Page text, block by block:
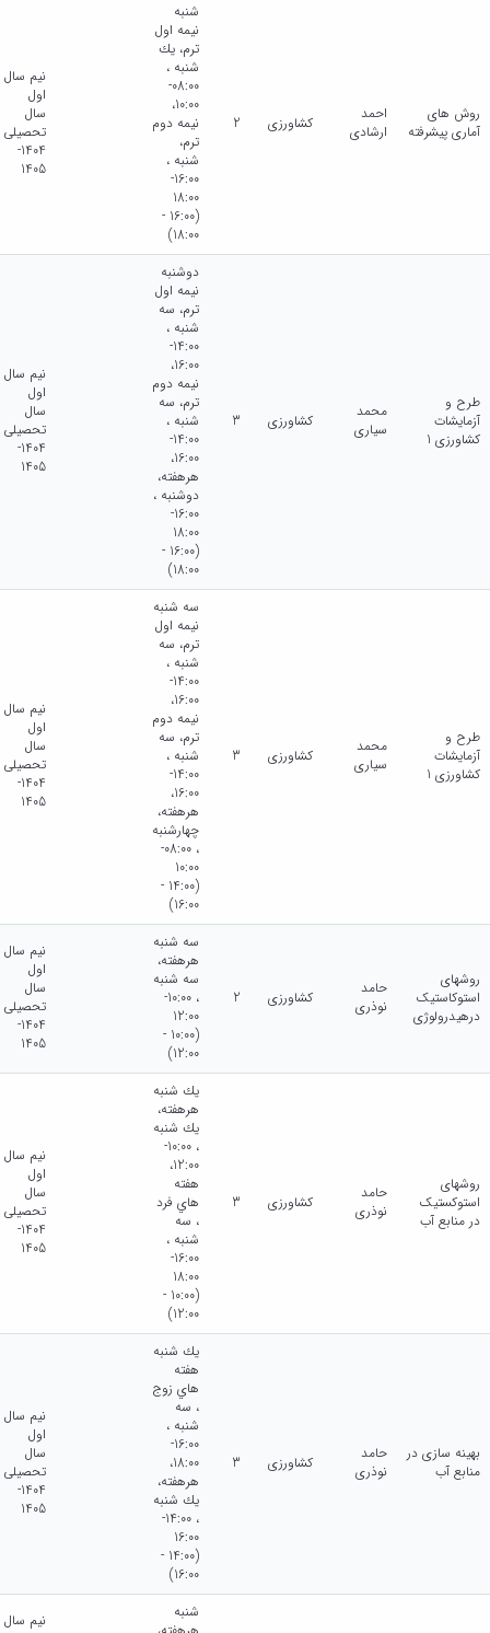
روش های
آماری پیشرفته
احمد
ارشادی
کشاورزی 2
شنبه
نيمه اول
ترم، يك
شنبه ،
08:00-
10:00،
نيمه دوم
ترم،
شنبه ،
16:00-
18:00
(16:00 -
18:00)
نیم سال
اول
سال
تحصیلی
1404-
1405
طرح و
آزمایشات
کشاورزی 1
محمد
سیاری
کشاورزی 3
دوشنبه
نيمه اول
ترم، سه
شنبه ،
14:00-
16:00،
نيمه دوم
ترم، سه
شنبه ،
14:00-
16:00،
هرهفته،
دوشنبه ،
16:00-
18:00
(16:00 -
18:00)
نیم سال
اول
سال
تحصیلی
1404-
1405
طرح و
آزمایشات
کشاورزی 1
محمد
سیاری
کشاورزی 3
سه شنبه
نيمه اول
ترم، سه
شنبه ،
14:00-
16:00،
نيمه دوم
ترم، سه
شنبه ،
14:00-
16:00،
هرهفته،
چهارشنبه
، 08:00-
10:00
(14:00 -
16:00)
نیم سال
اول
سال
تحصیلی
1404-
1405
روشهای
استوکاستیک
درهیدرولوژی
حامد
نوذری
کشاورزی 2
سه شنبه
هرهفته،
سه شنبه
، 10:00-
12:00
(10:00 -
12:00)
نیم سال
اول
سال
تحصیلی
1404-
1405
روشهای
استوکستیک
در منابع آب
حامد
نوذری
کشاورزی 3
يك شنبه
هرهفته،
يك شنبه
، 10:00-
12:00،
هفته
هاي فرد
، سه
شنبه ،
16:00-
18:00
(10:00 -
12:00)
نیم سال
اول
سال
تحصیلی
1404-
1405
بهینه سازی در
منابع آب
حامد
نوذری
کشاورزی 3
يك شنبه
هفته
هاي زوج
، سه
شنبه ،
16:00-
18:00،
هرهفته،
يك شنبه
، 14:00-
16:00
(14:00 -
16:00)
نیم سال
اول
سال
تحصیلی
1404-
1405
شنبه
نیم سال